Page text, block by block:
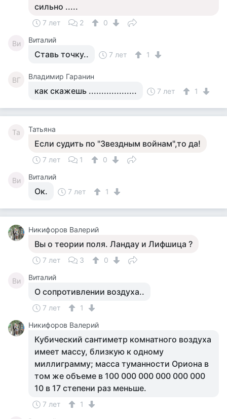
сильно .....
7 лет 2 0
Ви Виталий
Ставь точку.. 7 лет 1
ВГ Владимир Гаранин
как скажешь ................... 7 лет 1
Та Татьяна
Если судить по "Звездным войнам",то да!
7 лет 1 0
Ви Виталий
Ок. 7 лет 1
Никифоров Валерий
Вы о теории поля. Ландау и Лифшица ?
7 лет 3 0
Ви Виталий
О сопротивлении воздуха..
7 лет
1
Никифоров Валерий
Кубический сантиметр комнатного воздуха
имеет массу, близкую к одному
миллиграмму; масса туманности Ориона в
том же объеме в 100 000 000 000 000 000
10 в 17 степени раз меньше.
7 лет
1